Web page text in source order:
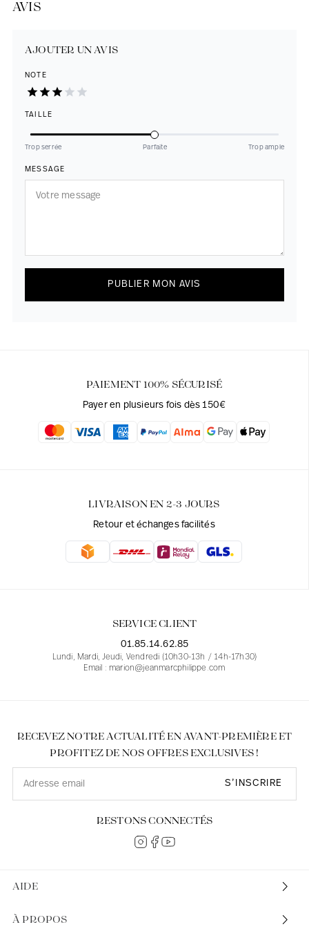
AVIS
AJOUTER UN AVIS
NOTE
TAILLE
Trop serrée Parfaite Trop ample
MESSAGE
PUBLIER MON AVIS
PAIEMENT 100% SÉCURISÉ
Payer en plusieurs fois dès 150€
LIVRAISON EN 2-3 JOURS
Retour et échanges facilités
SERVICE CLIENT
01.85.14.62.85
Lundi, Mardi, Jeudi, Vendredi (10h30-13h / 14h-17h30)
Email : marion@jeanmarcphilippe.com
AIDE
À PROPOS
RECEVEZ NOTRE ACTUALITÉ EN AVANT-PREMIÈRE ET
PROFITEZ DE NOS OFFRES EXCLUSIVES !
S’INSCRIRE
RESTONS CONNECTÉS